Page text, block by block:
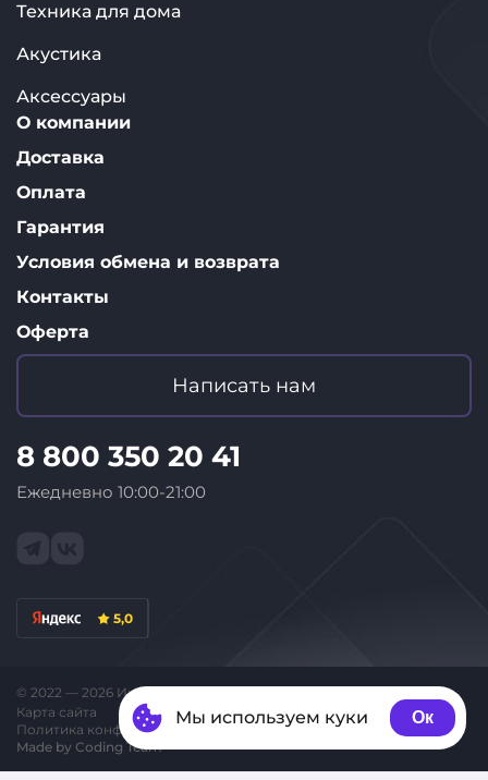
Мы используем куки Ок
Написать нам
8 800 350 20 41
Ежедневно 10:00-21:00
5,0
Техника для дома
Акустика
Аксессуары
О компании
Доставка
Оплата
Гарантия
Условия обмена и возврата
Контакты
Оферта
© 2022 — 2026 Интернет-магазин «ID Store»
Карта сайта
Политика конфиденциальности
Made by Coding Team